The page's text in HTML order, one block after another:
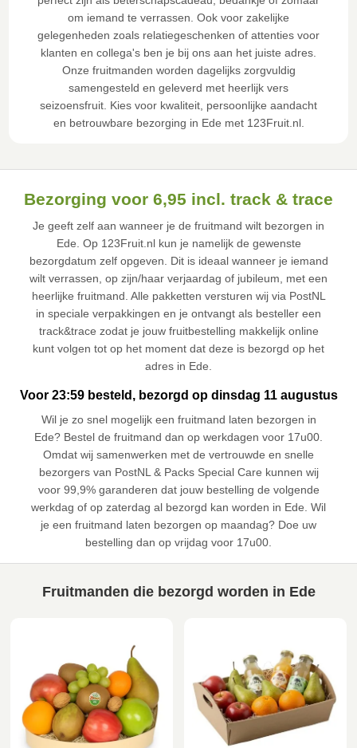
om iemand te verrassen. Ook voor zakelijke
gelegenheden zoals relatiegeschenken of attenties voor
klanten en collega's ben je bij ons aan het juiste adres.
Onze fruitmanden worden dagelijks zorgvuldig
samengesteld en geleverd met heerlijk vers
seizoensfruit. Kies voor kwaliteit, persoonlijke aandacht
en betrouwbare bezorging in Ede met 123Fruit.nl.
Bezorging voor 6,95 incl. track & trace
Je geeft zelf aan wanneer je de fruitmand wilt bezorgen in
Ede. Op 123Fruit.nl kun je namelijk de gewenste
bezorgdatum zelf opgeven. Dit is ideaal wanneer je iemand
wilt verrassen, op zijn/haar verjaardag of jubileum, met een
heerlijke fruitmand. Alle pakketten versturen wij via PostNL
in speciale verpakkingen en je ontvangt als besteller een
track&trace zodat je jouw fruitbestelling makkelijk online
kunt volgen tot op het moment dat deze is bezorgd op het
adres in Ede.
Voor 23:59 besteld, bezorgd op dinsdag 11 augustus
Wil je zo snel mogelijk een fruitmand laten bezorgen in
Ede? Bestel de fruitmand dan op werkdagen voor 17u00.
Omdat wij samenwerken met de vertrouwde en snelle
bezorgers van PostNL & Packs Special Care kunnen wij
voor 99,9% garanderen dat jouw bestelling de volgende
werkdag of op zaterdag al bezorgd kan worden in Ede. Wil
je een fruitmand laten bezorgen op maandag? Doe uw
bestelling dan op vrijdag voor 17u00.
Fruitmanden die bezorgd worden in Ede